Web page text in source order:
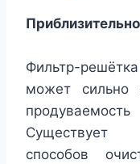
Фильтр-
может сильно
Существует
способов